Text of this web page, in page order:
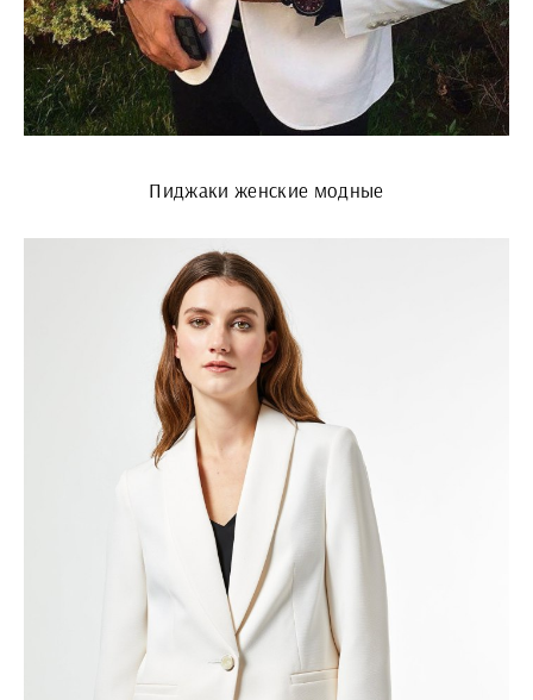
Пиджаки женские модные